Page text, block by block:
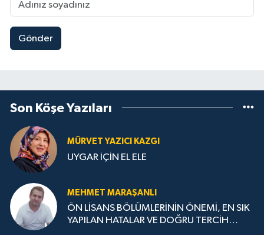
Gönder
Son Köşe Yazıları
MÜRVET YAZICI KAZGI
UYGAR İÇİN EL ELE
MEHMET MARAŞANLI
ÖN LİSANS BÖLÜMLERİNİN ÖNEMİ, EN SIK
YAPILAN HATALAR VE DOĞRU TERCİH